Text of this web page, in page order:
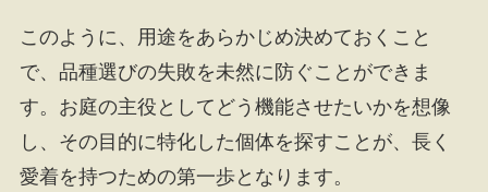
このように、用途をあらかじめ決めておくこと
で、品種選びの失敗を未然に防ぐことができま
す。お庭の主役としてどう機能させたいかを想像
し、その目的に特化した個体を探すことが、長く
愛着を持つための第一歩となります。